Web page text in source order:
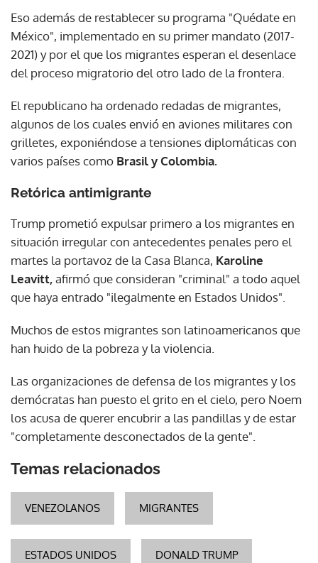
Eso además de restablecer su programa "Quédate en
México", implementado en su primer mandato (2017-
2021) y por el que los migrantes esperan el desenlace
del proceso migratorio del otro lado de la frontera.
El republicano ha ordenado redadas de migrantes,
algunos de los cuales envió en aviones militares con
grilletes, exponiéndose a tensiones diplomáticas con
varios países como Brasil y Colombia.
Retórica antimigrante
Trump prometió expulsar primero a los migrantes en
situación irregular con antecedentes penales pero el
martes la portavoz de la Casa Blanca, Karoline
Leavitt,afirmó que consideran "criminal" a todo aquel
que haya entrado "ilegalmente en Estados Unidos".
Muchos de estos migrantes son latinoamericanos que
han huido de la pobreza y la violencia.
Las organizaciones de defensa de los migrantes y los
demócratas han puesto el grito en el cielo, pero Noem
los acusa de querer encubrir a las pandillas y de estar
"completamente desconectados de la gente".
Temas relacionados
VENEZOLANOS MIGRANTES
ESTADOS UNIDOS DONALD TRUMP